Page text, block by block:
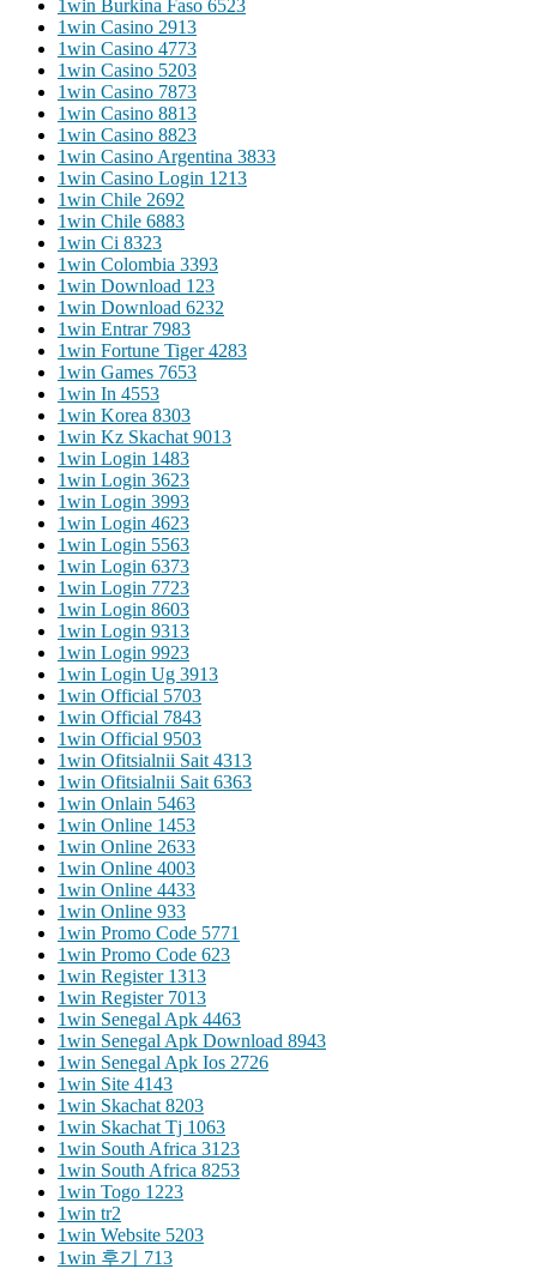
1win Burkina Faso 6523
1win Casino 2913
1win Casino 4773
1win Casino 5203
1win Casino 7873
1win Casino 8813
1win Casino 8823
1win Casino Argentina 3833
1win Casino Login 1213
1win Chile 2692
1win Chile 6883
1win Ci 8323
1win Colombia 3393
1win Download 123
1win Download 6232
1win Entrar 7983
1win Fortune Tiger 4283
1win Games 7653
1win In 4553
1win Korea 8303
1win Kz Skachat 9013
1win Login 1483
1win Login 3623
1win Login 3993
1win Login 4623
1win Login 5563
1win Login 6373
1win Login 7723
1win Login 8603
1win Login 9313
1win Login 9923
1win Login Ug 3913
1win Official 5703
1win Official 7843
1win Official 9503
1win Ofitsialnii Sait 4313
1win Ofitsialnii Sait 6363
1win Onlain 5463
1win Online 1453
1win Online 2633
1win Online 4003
1win Online 4433
1win Online 933
1win Promo Code 5771
1win Promo Code 623
1win Register 1313
1win Register 7013
1win Senegal Apk 4463
1win Senegal Apk Download 8943
1win Senegal Apk Ios 2726
1win Site 4143
1win Skachat 8203
1win Skachat Tj 1063
1win South Africa 3123
1win South Africa 8253
1win Togo 1223
1win tr2
1win Website 5203
1win 후기 713